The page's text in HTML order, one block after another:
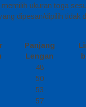
ukuran toga
dipesan/dipilih tidak
Panjang
Lengan
48
50
53
57